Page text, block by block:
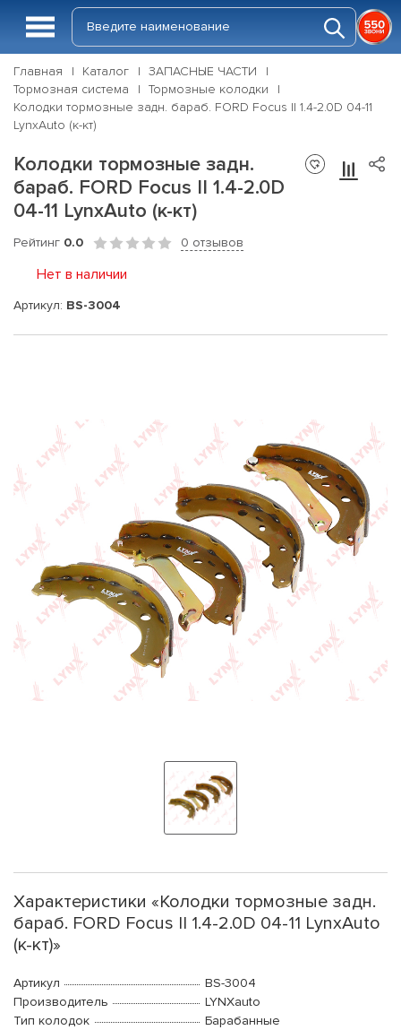
Главная Каталог
ЗАПАСНЫЕ ЧАСТИ
Тормозная система
Тормозные колодки
Колодки тормозные задн. бараб. FORD Focus II 1.4-2.0D 04-11
LynxAuto (к-кт)
Колодки тормозные задн.
бараб. FORD Focus II 1.4-2.0D
04-11 LynxAuto (к-кт)
Рейтинг 0.0 0 отзывов
Нет в наличии
Артикул: BS-3004
Характеристики «Колодки тормозные задн.
бараб. FORD Focus II 1.4-2.0D 04-11 LynxAuto
(к-кт)»
Артикул
BS-3004
Производитель
LYNXauto
Тип колодок
Барабанные